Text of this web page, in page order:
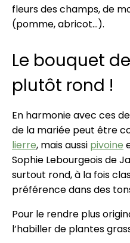
fleurs des champs, de
(pomme, abricot…).
Le bouquet
plutôt rond !
En harmonie avec ces
de la mariée peut être
lierre, mais aussi pivoine
Sophie Lebourgeois de
surtout rond, à la fois
préférence dans des
Pour le rendre plus
l’habiller de plantes